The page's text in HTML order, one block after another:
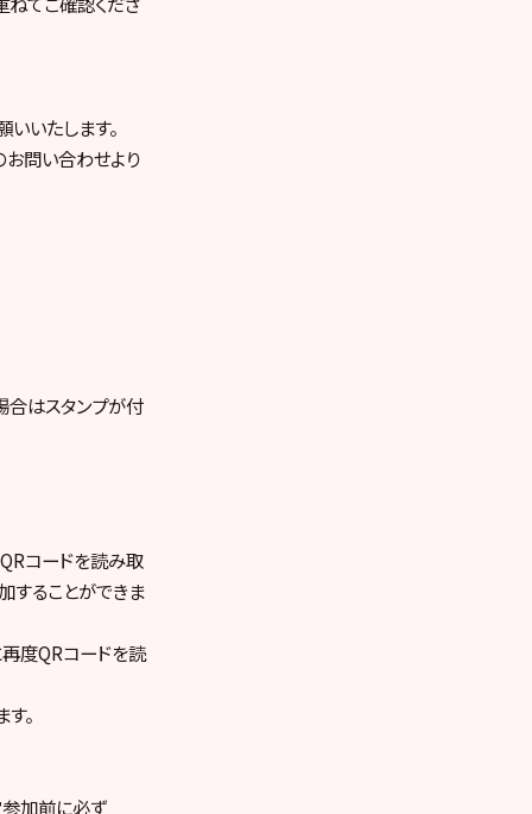
いたします。
問い合わせより
合はスタンプが付
コードを読み取
することができま
度QRコードを読
。
参加前に必ず